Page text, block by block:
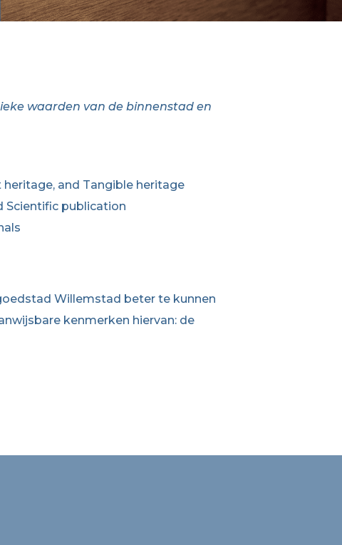
waarden van de binnenstad en
and Tangible heritage
Scientific publication
Willemstad beter te kunnen
kenmerken hiervan: de